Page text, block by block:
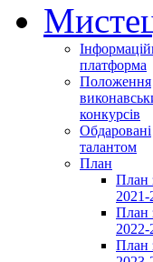
платформа
Положення
конкурсів
Обдаровані
талантом
План
План
2021-
План
2022-
План